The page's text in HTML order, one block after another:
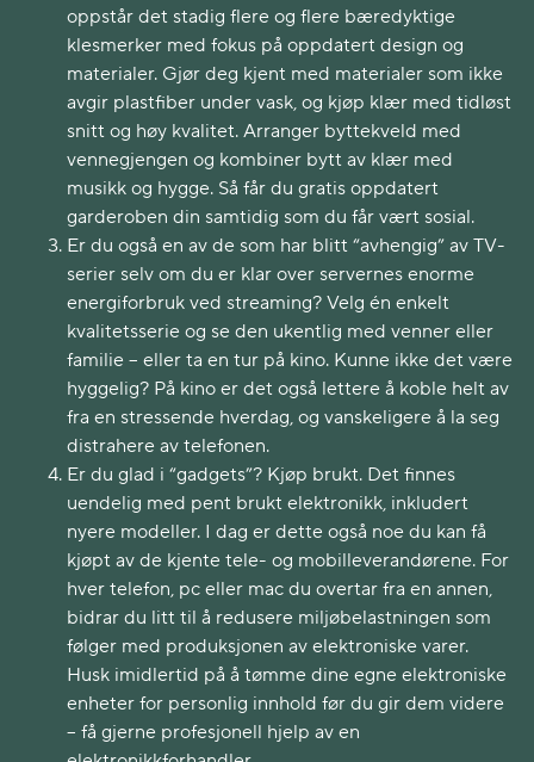
oppstår det stadig flere og flere bæredyktige
klesmerker med fokus på oppdatert design og
materialer. Gjør deg kjent med materialer som ikke
avgir plastfiber under vask, og kjøp klær med tidløst
snitt og høy kvalitet. Arranger byttekveld med
vennegjengen og kombiner bytt av klær med
musikk og hygge. Så får du gratis oppdatert
garderoben din samtidig som du får vært sosial.
Er du også en av de som har blitt “avhengig” av TV-
serier selv om du er klar over servernes enorme
energiforbruk ved streaming? Velg én enkelt
kvalitetsserie og se den ukentlig med venner eller
familie – eller ta en tur på kino. Kunne ikke det være
hyggelig? På kino er det også lettere å koble helt av
fra en stressende hverdag, og vanskeligere å la seg
distrahere av telefonen.
Er du glad i “gadgets”? Kjøp brukt. Det finnes
uendelig med pent brukt elektronikk, inkludert
nyere modeller. I dag er dette også noe du kan få
kjøpt av de kjente tele- og mobilleverandørene. For
hver telefon, pc eller mac du overtar fra en annen,
bidrar du litt til å redusere miljøbelastningen som
følger med produksjonen av elektroniske varer.
Husk imidlertid på å tømme dine egne elektroniske
enheter for personlig innhold før du gir dem videre
– få gjerne profesjonell hjelp av en